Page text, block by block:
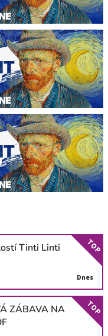
Tinti Linti
Dnes
TOP
ZÁBAVA NA
TOP